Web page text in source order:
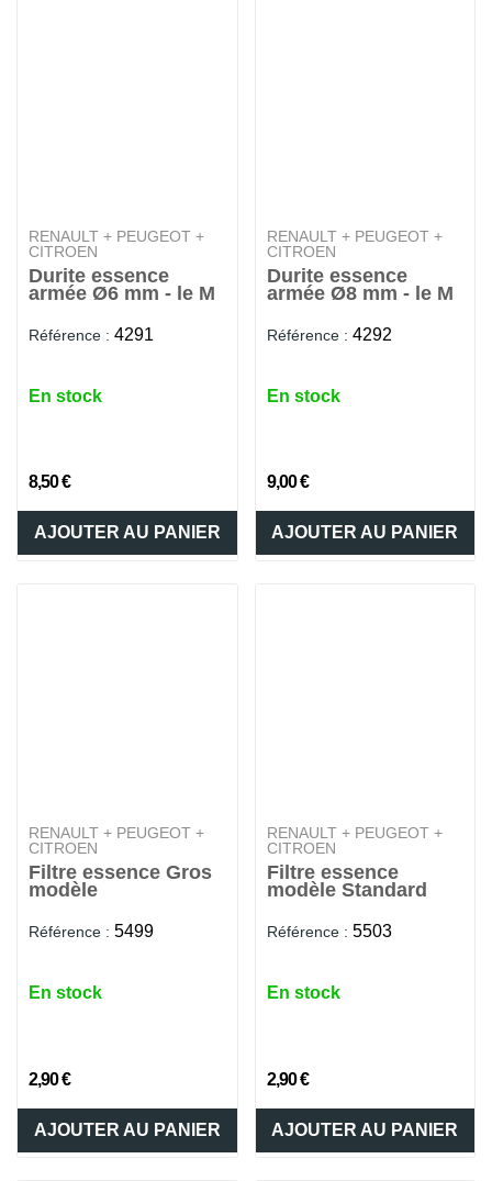
RENAULT + PEUGEOT +
CITROEN
Durite essence
armée Ø6 mm - le M
Référence : 4291
En stock
8,50 €
AJOUTER AU PANIER
RENAULT + PEUGEOT +
CITROEN
Durite essence
armée Ø8 mm - le M
Référence : 4292
En stock
9,00 €
AJOUTER AU PANIER
RENAULT + PEUGEOT +
CITROEN
Filtre essence Gros
modèle
Référence : 5499
En stock
2,90 €
AJOUTER AU PANIER
RENAULT + PEUGEOT +
CITROEN
Filtre essence
modèle Standard
Référence : 5503
En stock
2,90 €
AJOUTER AU PANIER